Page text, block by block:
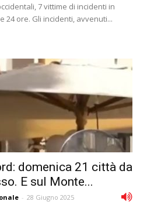
7 vittime di incidenti in
24 ore. Gli incidenti, avvenuti...
domenica 21 città da
E sul Monte...
- 28 Giugno 2025